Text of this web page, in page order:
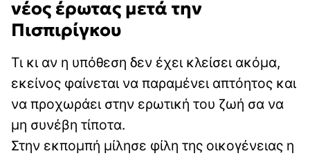
νέος έρωτας μετά την
Πισπιρίγκου
Τι κι αν η υπόθεση δεν έχει κλείσει ακόμα,
εκείνος φαίνεται να παραμένει απτόητος και
να προχωράει στην ερωτική του ζωή σα να
μη συνέβη τίποτα.
Στην εκπομπή μίλησε φίλη της οικογένειας η